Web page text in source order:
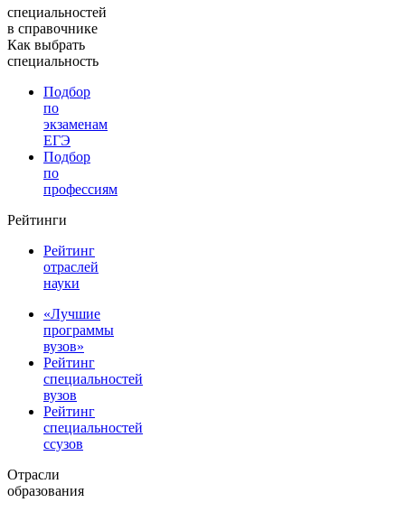
специальностей
в справочнике
Как выбрать
специальность
Подбор
по
экзаменам
ЕГЭ
Подбор
по
профессиям
Рейтинги
Рейтинг
отраслей
науки
«Лучшие
программы
вузов»
Рейтинг
специальностей
вузов
Рейтинг
специальностей
ссузов
Отрасли
образования